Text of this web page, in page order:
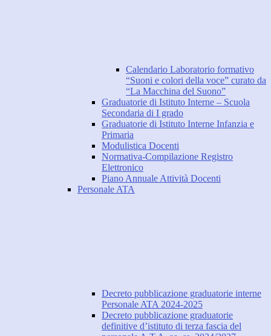
Calendario Laboratorio formativo
“Suoni e colori della voce” curato da
“La Macchina del Suono”
Graduatorie di Istituto Interne – Scuola
Secondaria di I grado
Graduatorie di Istituto Interne Infanzia e
Primaria
Modulistica Docenti
Normativa-Compilazione Registro
Elettronico
Piano Annuale Attività Docenti
Personale ATA
Decreto pubblicazione graduatorie interne
Personale ATA 2024-2025
Decreto pubblicazione graduatorie
definitive d’istituto di terza fascia del